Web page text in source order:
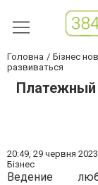
Головна Бізнес
развиваться
Платежный
20:49, 29 червня
Бізнес
Ведение